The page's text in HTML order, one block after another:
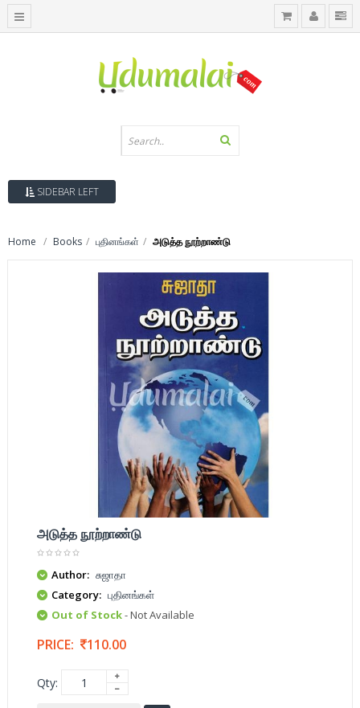
SIDEBAR LEFT
Home Books புதினங்கள் அடுத்த நூற்றாண்டு
அடுத்த நூற்றாண்டு
Author: சுஜாதா
Category: புதினங்கள்
Out of Stock- Not Available
PRICE: 110.00
Qty: